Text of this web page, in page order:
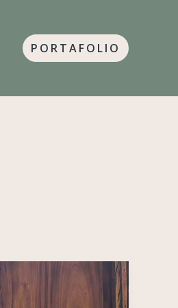
PORTAFOLIO